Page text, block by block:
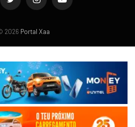
Twitter InstagramYouTube
2026 Portal Xaa